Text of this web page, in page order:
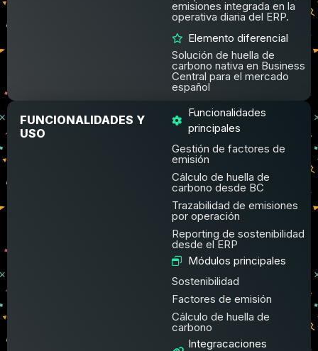
emisiones integrada en la
operativa diaria del ERP.
Elemento diferencial
Solución de huella de
carbono nativa en Business
Central para el mercado
español
FUNCIONALIDADES Y
USO
Funcionalidades
principales
Gestión de factores de
emisión
Cálculo de huella de
carbono desde BC
Trazabilidad de emisiones
por operación
Reporting de sostenibilidad
desde el ERP
Módulos principales
Sostenibilidad
Factores de emisión
Cálculo de huella de
carbono
Integracaciones